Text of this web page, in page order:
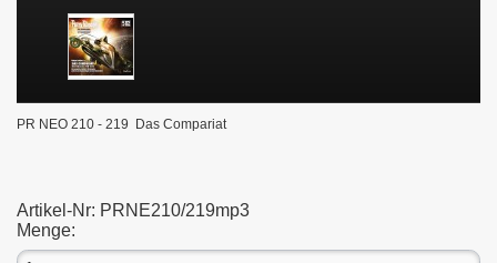
PR NEO 210 - 219 Das Compariat
Artikel-Nr: PRNE210/219mp3
Menge: